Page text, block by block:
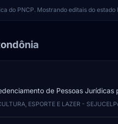
do PNCP. Mostrando editais do
de Pessoas
ESPORTE E LAZER - SEJUCEL